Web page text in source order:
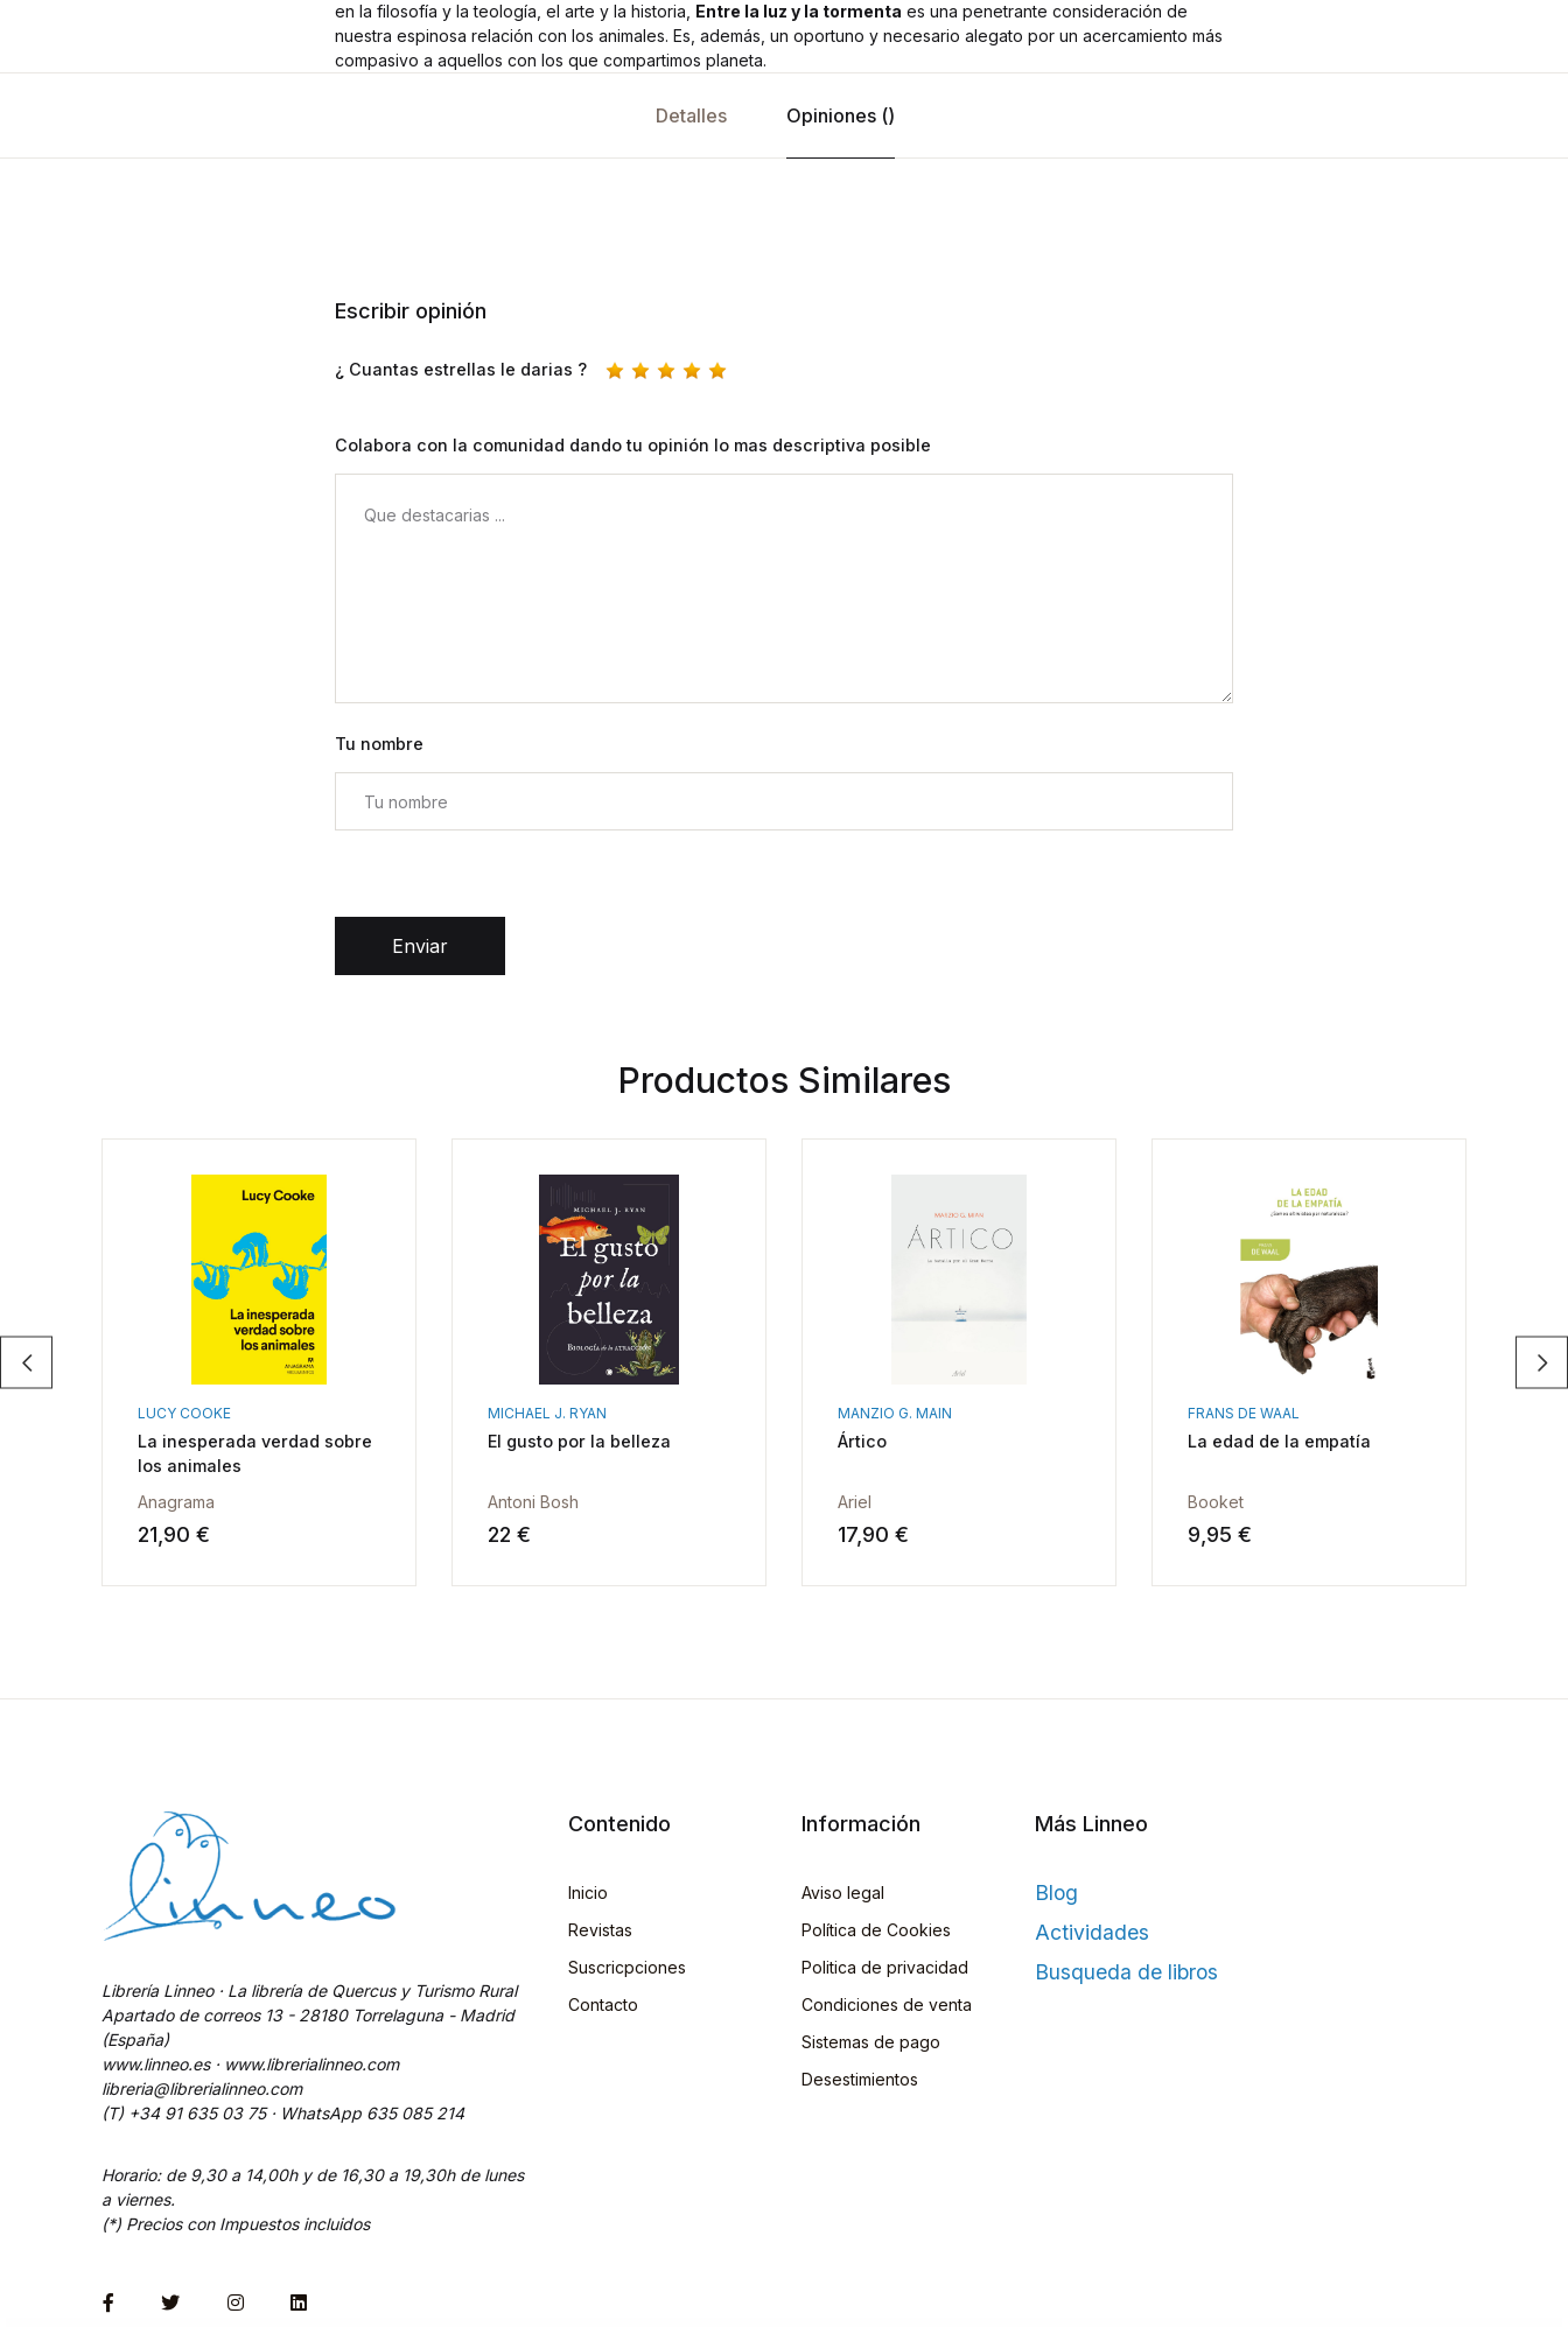
en la filosofía y la teología, el arte y la historia, Entre la luz y la tormenta es una penetrante consideración de
nuestra espinosa relación con los animales. Es, además, un oportuno y necesario alegato por un acercamiento más
compasivo a aquellos con los que compartimos planeta.
Detalles Opiniones ()
Escribir opinión
¿ Cuantas estrellas le darias ?
Colabora con la comunidad dando tu opinión lo mas descriptiva posible
Tu nombre
Enviar
Productos Similares
LUCY COOKE
La inesperada verdad sobre
los animales
Anagrama
21,90 €
MICHAEL J. RYAN
El gusto por la belleza
Antoni Bosh
22 €
MANZIO G. MAIN
Ártico
Ariel
17,90 €
FRANS DE WAAL
La edad de la empatía
Booket
9,95 €
Librería Linneo · La librería de Quercus y Turismo Rural
Apartado de correos 13 - 28180 Torrelaguna - Madrid
(España)
www.linneo.es · www.librerialinneo.com
libreria@librerialinneo.com
(T) +34 91 635 03 75 · WhatsApp 635 085 214
Horario: de 9,30 a 14,00h y de 16,30 a 19,30h de lunes
a viernes.
(*) Precios con Impuestos incluidos
Contenido
Inicio
Revistas
Suscricpciones
Contacto
Información
Aviso legal
Política de Cookies
Politica de privacidad
Condiciones de venta
Sistemas de pago
Desestimientos
Más Linneo
Blog
Actividades
Busqueda de libros